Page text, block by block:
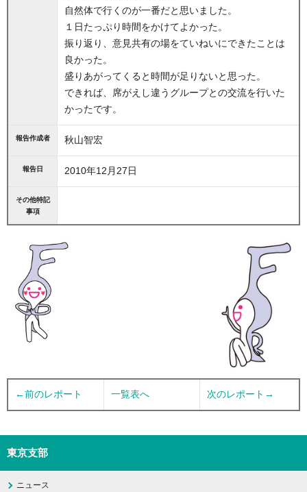
自然体で行くのが一番だと思いました。
１日たっぷり時間をかけてよかった。
振り返り、意見共有の場をていねいにできたことは
良かった。
盛りあがってくると時間が足りないと思った。
できれば、席がえし違うグループとの交流を行いた
かったです。
報告作成者 秋山智宏
報告日 2010年12月27日
その他特記
事項
←前のレポート 一覧表へ 次のレポート→
東京支部
ニュース